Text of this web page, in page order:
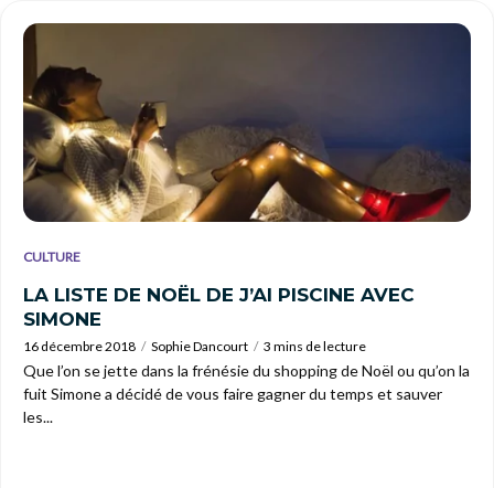
CULTURE
LA LISTE DE NOËL DE J’AI PISCINE AVEC
SIMONE
16 décembre 2018 Sophie Dancourt 3 mins de lecture
Que l’on se jette dans la frénésie du shopping de Noël ou qu’on la
fuit Simone a décidé de vous faire gagner du temps et sauver
les...